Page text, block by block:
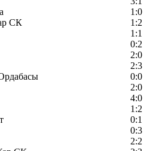
1:0
СК
1:2
1:1
0:2
2:0
2:3
0:0
2:0
4:0
1:2
0:1
0:3
2:2